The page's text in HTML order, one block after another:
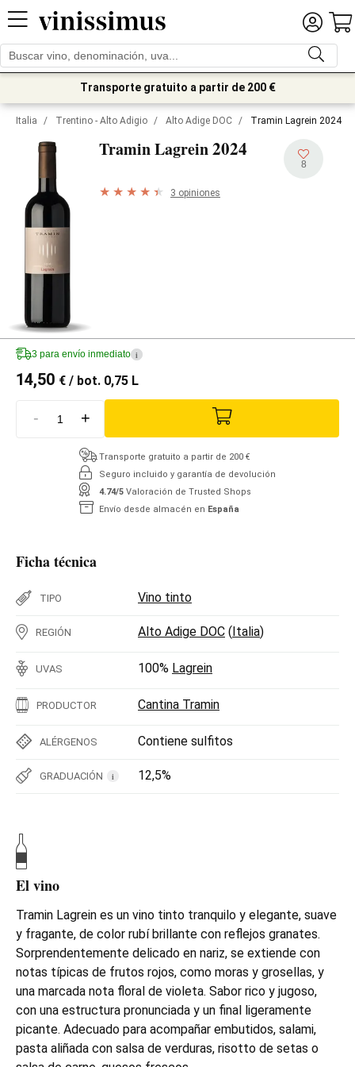
Transporte gratuito a partir de 200 €
Italia / Trentino - Alto Adigio / Alto Adige DOC / Tramin Lagrein 2024
Tramin Lagrein2024
8
3 opiniones
3 para envío inmediato i
14,50 € / bot. 0,75 L
- +
Transporte gratuito a partir de 200 €
Seguro incluido y garantía de devolución
4.74/5 Valoración de Trusted Shops
Envío desde almacén en España
Ficha técnica
TIPO Vino tinto
REGIÓN Alto Adige DOC (Italia)
UVAS 100% Lagrein
PRODUCTOR Cantina Tramin
ALÉRGENOS Contiene sulfitos
GRADUACIÓN i 12,5%
El vino
Tramin Lagrein es un vino tinto tranquilo y elegante, suave
y fragante, de color rubí brillante con reflejos granates.
Sorprendentemente delicado en nariz, se extiende con
notas típicas de frutos rojos, como moras y grosellas, y
una marcada nota floral de violeta. Sabor rico y jugoso,
con una estructura pronunciada y un final ligeramente
picante. Adecuado para acompañar embutidos, salami,
pasta aliñada con salsa de verduras, risotto de setas o